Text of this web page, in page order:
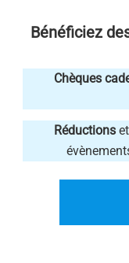
Bénéficiez
Chèques
Réductionset